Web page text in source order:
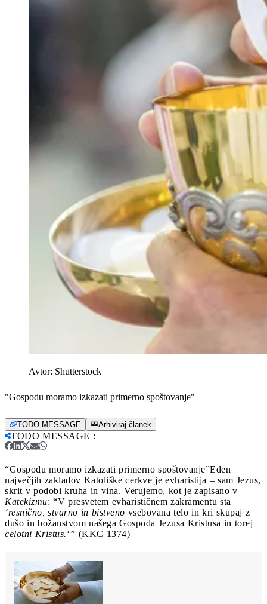
Avtor: Shutterstock
"Gospodu moramo izkazati primerno spoštovanje"
TODO MESSAGE Arhiviraj članek
TODO MESSAGE :
“Gospodu moramo izkazati primerno spoštovanje”Eden
največjih zakladov Katoliške cerkve je evharistija – sam Jezus,
skrit v podobi kruha in vina. Verujemo, kot je zapisano v
Katekizmu: “V presvetem evharističnem zakramentu sta
‘resnično, stvarno in bistveno vsebovana telo in kri skupaj z
dušo in božanstvom našega Gospoda Jezusa Kristusa in torej
celotni Kristus.‘” (KKC 1374)